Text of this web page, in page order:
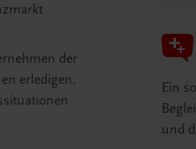
Ein
und
der
erledigen.